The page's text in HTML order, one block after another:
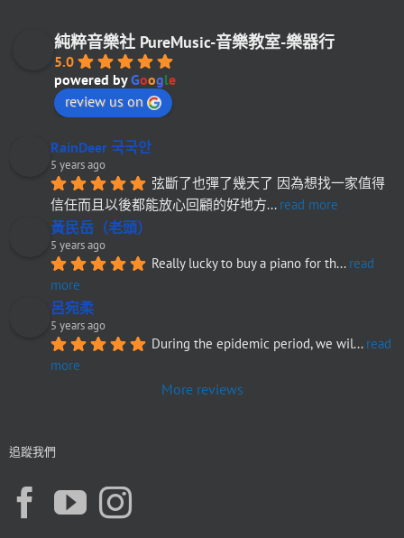
純粹音樂社 PureMusic-音樂教室-樂器行
5.0
powered byGoogle
review us on
RainDeer 국국안
5 years ago
弦斷了也彈了幾天了 因為想找一家值得
信任而且以後都能放心回顧的好地方... read more
黃民岳（老頭）
5 years ago
Really lucky to buy a piano for th... read
more
呂宛柔
5 years ago
During the epidemic period, we wil... read
more
More reviews
追蹤我們